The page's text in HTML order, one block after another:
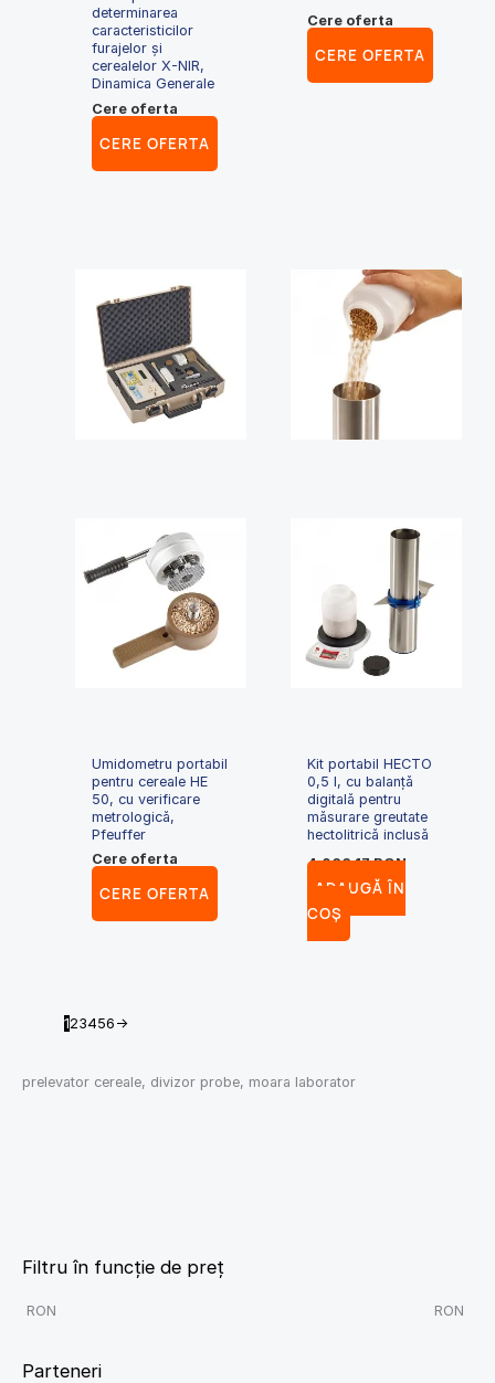
Filtru în funcție de preț
RON RON
Parteneri
determinarea
caracteristicilor
furajelor și
cerealelor X-NIR,
Dinamica Generale
Cere oferta
CERE OFERTA
Cere oferta
CERE OFERTA
Umidometru portabil
pentru cereale HE
50, cu verificare
metrologică,
Pfeuffer
Cere oferta
CERE OFERTA
Kit portabil HECTO
0,5 l, cu balanță
digitală pentru
măsurare greutate
hectolitrică inclusă
4,066.17RON
ADAUGĂ ÎN
COȘ
123456 →
prelevator cereale, divizor probe, moara laborator